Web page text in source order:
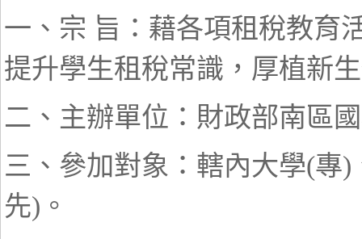
一、宗 旨：藉各項租稅教育
提升學生租稅常識，厚植新
二、主辦單位：財政部南區
三、參加對象：轄內大學(專
先)。